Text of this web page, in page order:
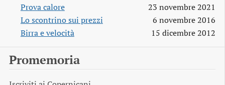
Prova calore
23 novembre 2021
Lo scontrino sui prezzi
6 novembre 2016
Birra e velocità
15 dicembre 2012
Promemoria